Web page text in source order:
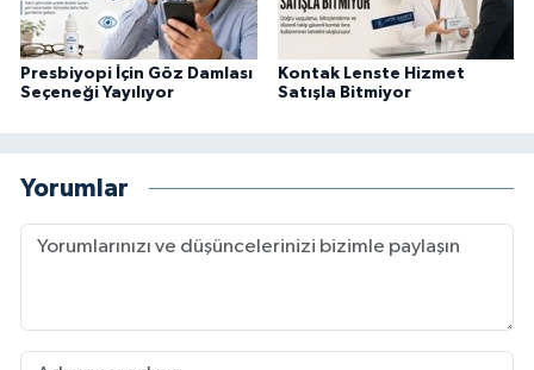
Presbiyopi İçin Göz Damlası
Seçeneği Yayılıyor
Kontak Lenste Hizmet
Satışla Bitmiyor
Yorumlar